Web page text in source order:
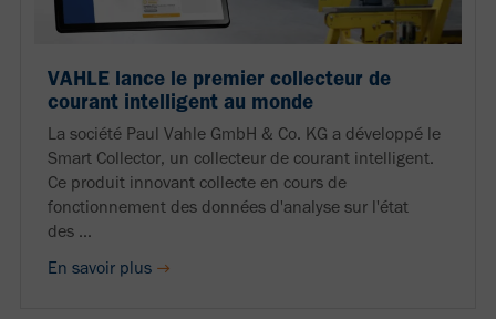
VAHLE lance le premier collecteur de
courant intelligent au monde
La société Paul Vahle GmbH & Co. KG a développé le
Smart Collector, un collecteur de courant intelligent.
Ce produit innovant collecte en cours de
fonctionnement des données d'analyse sur l'état
des ...
En savoir plus